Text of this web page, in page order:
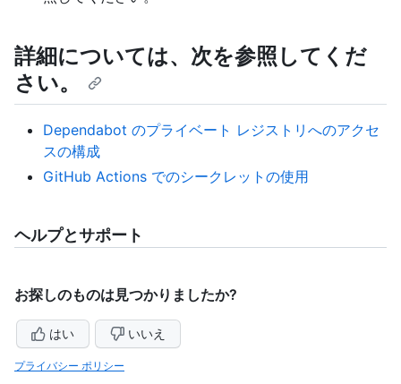
詳細については、次を参照してくだ
さい。
Dependabot のプライベート レジストリへのアクセ
スの構成
GitHub Actions でのシークレットの使用
ヘルプとサポート
お探しのものは見つかりましたか?
はい いいえ
プライバシー ポリシー